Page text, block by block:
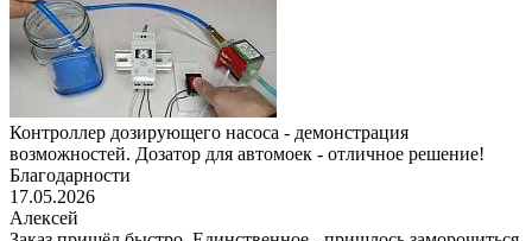
Контроллер дозирующего насоса - демонстрация
возможностей. Дозатор для автомоек - отличное решение!
Благодарности
17.05.2026
Алексей